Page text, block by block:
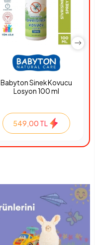
Babyton Sinek Kovucu
Losyon 100 ml
549,00 TL